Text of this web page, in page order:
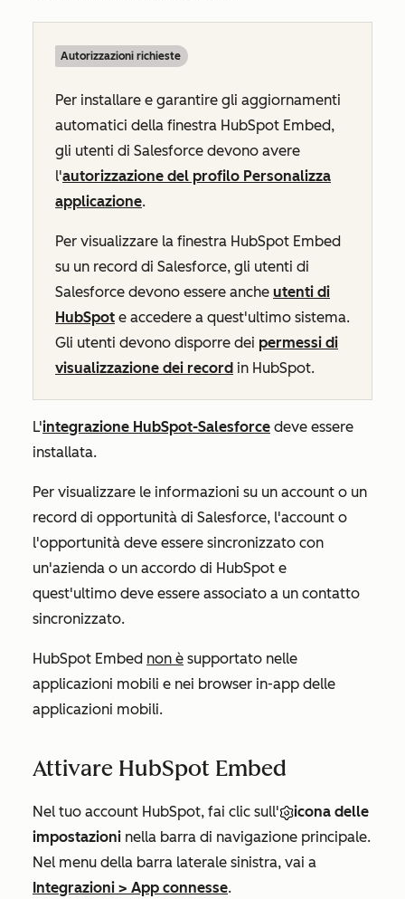
Autorizzazioni richieste
Per installare e garantire gli aggiornamenti
automatici della finestra HubSpot Embed,
gli utenti di Salesforce devono avere
l'autorizzazione del profilo Personalizza
applicazione.
Per visualizzare la finestra HubSpot Embed
su un record di Salesforce, gli utenti di
Salesforce devono essere anche utenti di
HubSpot e accedere a quest'ultimo sistema.
Gli utenti devono disporre dei permessi di
visualizzazione dei record in HubSpot.
L'integrazione HubSpot-Salesforce deve essere
installata.
Per visualizzare le informazioni su un account o un
record di opportunità di Salesforce, l'account o
l'opportunità deve essere sincronizzato con
un'azienda o un accordo di HubSpot e
quest'ultimo deve essere associato a un contatto
sincronizzato.
HubSpot Embed non è supportato nelle
applicazioni mobili e nei browser in-app delle
applicazioni mobili.
Attivare HubSpot Embed
Nel tuo account HubSpot, fai clic sull'
icona delle
impostazioni nella barra di navigazione principale.
Nel menu della barra laterale sinistra, vai a
Integrazioni > App connesse.